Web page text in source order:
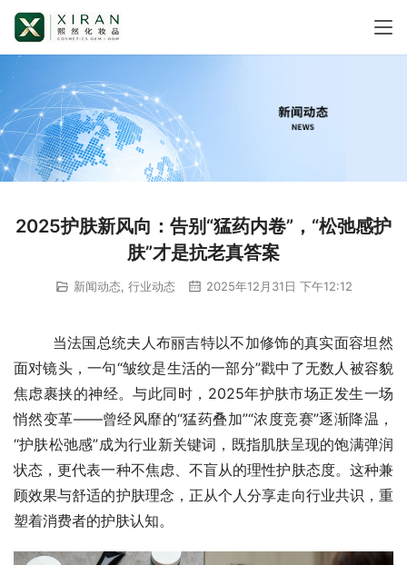
2025护肤新风向：告别“猛药内卷”，“松弛感护
肤”才是抗老真答案
新闻动态, 行业动态 2025年12月31日 下午12:12
面对镜头，一句“皱纹是生活的一部分”戳中了无数人被容貌
焦虑裹挟的神经。与此同时，2025年护肤市场正发生一场
悄然变革——曾经风靡的“猛药叠加”“浓度竞赛”逐渐降温，
“护肤松弛感”成为行业新关键词，既指肌肤呈现的饱满弹润
状态，更代表一种不焦虑、不盲从的理性护肤态度。这种兼
顾效果与舒适的护肤理念，正从个人分享走向行业共识，重
塑着消费者的护肤认知。